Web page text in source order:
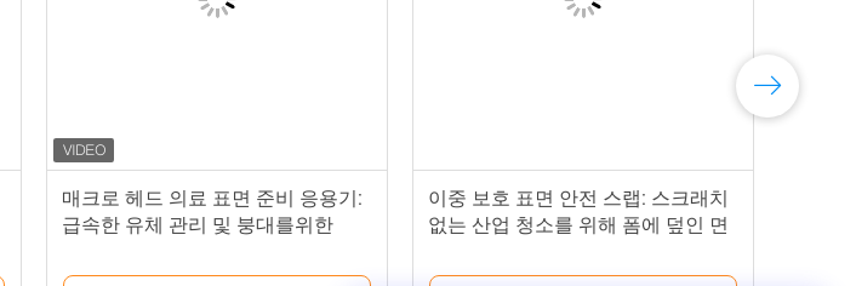
매크로 헤드 의료 표면 준비 응용기:
급속한 유체 관리 및 붕대를위한
이중 보호 표면 안전 스랩: 스크래치
없는 산업 청소를 위해 폼에 덮인 면